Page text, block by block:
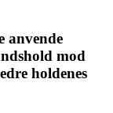
anvende
mod
holdenes